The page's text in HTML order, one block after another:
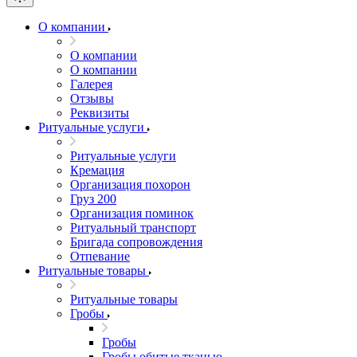
О компании
О компании
О компании
Галерея
Отзывы
Реквизиты
Ритуальные услуги
Ритуальные услуги
Кремация
Организация похорон
Груз 200
Организация поминок
Ритуальный транспорт
Бригада сопровождения
Отпевание
Ритуальные товары
Ритуальные товары
Гробы
Гробы